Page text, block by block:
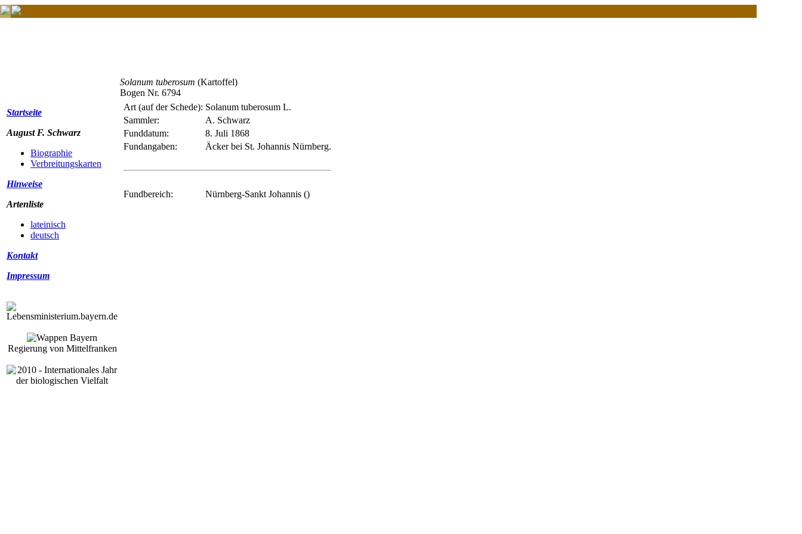
Startseite
August F. Schwarz
Biographie
Verbreitungskarten
Hinweise
Artenliste
lateinisch
deutsch
Kontakt
Impressum
Regierung von Mittelfranken
Solanum tuberosum (Kartoffel)
Bogen Nr. 6794
Art (auf der Schede): Solanum tuberosum L.
Sammler:
A. Schwarz
Funddatum:
8. Juli 1868
Fundangaben:
Äcker bei St. Johannis Nürnberg.
Fundbereich: Nürnberg-Sankt Johannis ()